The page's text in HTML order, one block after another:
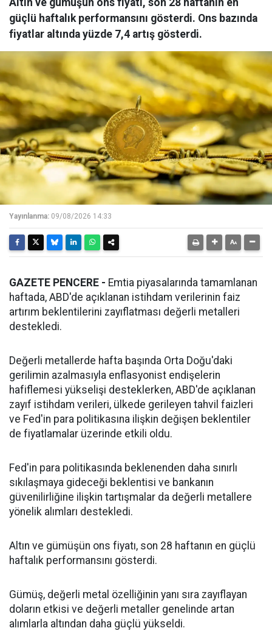
güçlü haftalık performansını gösterdi. Ons bazında
fiyatlar altında yüzde 7,4 artış gösterdi.
Yayınlanma: 09/08/2026 14:33
GAZETE PENCERE - Emtia piyasalarında tamamlanan
haftada, ABD'de açıklanan istihdam verilerinin faiz
artırım beklentilerini zayıflatması değerli metalleri
destekledi.
Değerli metallerde hafta başında Orta Doğu'daki
gerilimin azalmasıyla enflasyonist endişelerin
hafiflemesi yükselişi desteklerken, ABD'de açıklanan
zayıf istihdam verileri, ülkede gerileyen tahvil faizleri
ve Fed'in para politikasına ilişkin değişen beklentiler
de fiyatlamalar üzerinde etkili oldu.
Fed'in para politikasında beklenenden daha sınırlı
sıkılaşmaya gideceği beklentisi ve bankanın
güvenilirliğine ilişkin tartışmalar da değerli metallere
yönelik alımları destekledi.
Altın ve gümüşün ons fiyatı, son 28 haftanın en güçlü
haftalık performansını gösterdi.
Gümüş, değerli metal özelliğinin yanı sıra zayıflayan
doların etkisi ve değerli metaller genelinde artan
alımlarla altından daha güçlü yükseldi.